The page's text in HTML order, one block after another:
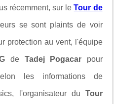
récemment, sur leTour de
se sont plaints de voir
protection au vent, l'équipe
de Tadej Pogacar pour
les informations de
l'organisateur du Tour